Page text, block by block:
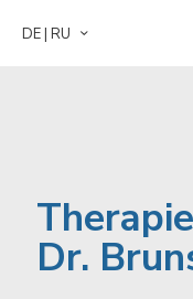
DE | RU
familiären Problemen
Deutschland bin ich
Frau Dr. Alla
Romanovich
Dr.